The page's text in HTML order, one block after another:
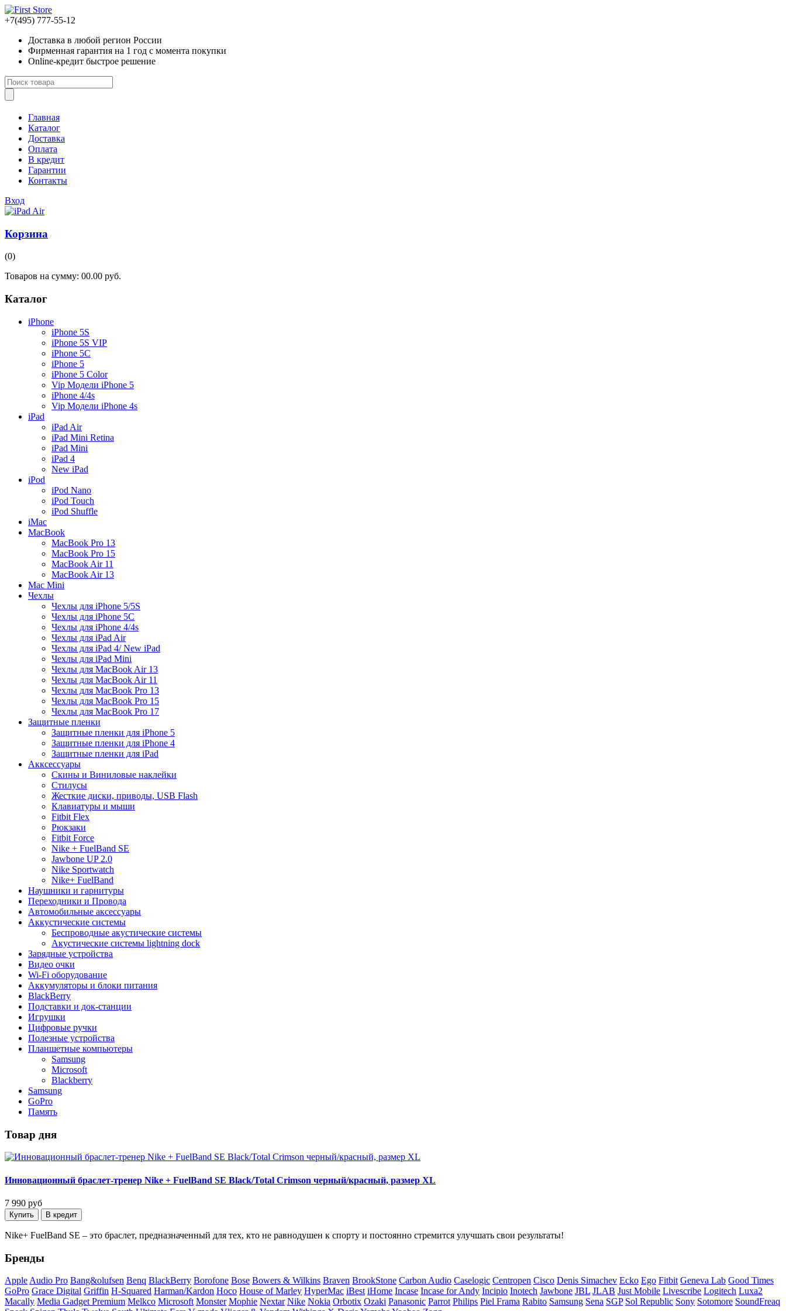
+7(495) 777-55-12
Доставка в любой регион России
Фирменная гарантия на 1 год с момента покупки
Online-кредит быстрое решение
Главная
Каталог
Доставка
Оплата
В кредит
Гарантии
Контакты
Вход
Корзина
(0)
Товаров на сумму: 00.00 руб.
Каталог
iPhone
iPhone 5S
iPhone 5S VIP
iPhone 5C
iPhone 5
iPhone 5 Color
Vip Модели iPhone 5
iPhone 4/4s
Vip Модели iPhone 4s
iPad
iPad Air
iPad Mini Retina
iPad Mini
iPad 4
New iPad
iPod
iPod Nano
iPod Touch
iPod Shuffle
iMac
MacBook
MacBook Pro 13
MacBook Pro 15
MacBook Air 11
MacBook Air 13
Mac Mini
Чехлы
Чехлы для iPhone 5/5S
Чехлы для iPhone 5C
Чехлы для iPhone 4/4s
Чехлы для iPad Air
Чехлы для iPad 4/ New iPad
Чехлы для iPad Mini
Чехлы для MacBook Air 13
Чехлы для MacBook Air 11
Чехлы для MacBook Pro 13
Чехлы для MacBook Pro 15
Чехлы для MacBook Pro 17
Защитные пленки
Защитные пленки для iPhone 5
Защитные пленки для iPhone 4
Защитные пленки для iPad
Акксессуары
Скины и Виниловые наклейки
Стилусы
Жесткие диски, приводы, USB Flash
Клавиатуры и мыши
Fitbit Flex
Рюкзаки
Fitbit Force
Nike + FuelBand SE
Jawbone UP 2.0
Nike Sportwatch
Nike+ FuelBand
Наушники и гарнитуры
Переходники и Провода
Автомобильные аксессуары
Aккустические системы
Беспроводные акустические системы
Акустические системы lightning dock
Зарядные устройства
Видео очки
Wi-Fi оборудование
Аккумуляторы и блоки питания
BlackBerry
Подставки и док-станции
Игрушки
Цифровые ручки
Полезные устройства
Планшетные компьютеры
Samsung
Microsoft
Blackberry
Samsung
GoPro
Память
Товар дня
Инновационный браслет-тренер Nike + FuelBand SE Black/Total Crimson черный/красный, размер XL
7 990 руб
Nike+ FuelBand SE – это браслет, предназначенный для тех, кто не равнодушен к спорту и постоянно стремится улучшать свои результаты!
Бренды
Apple Audio Pro Bang&olufsen Benq BlackBerry Borofone Bose Bowers & Wilkins Braven BrookStone Carbon Audio Caselogic Centropen Cisco Denis Simachev Ecko Ego Fitbit Geneva Lab Good Times
GoPro Grace Digital Griffin H-Squared Harman/Kardon Hoco House of Marley HyperMac iBest iHome Incase Incase for Andy Incipio Inotech Jawbone JBL JLAB Just Mobile Livescribe Logitech Luxa2
Macally Media Gadget Premium Melkco Microsoft Monster Mophie Nextar Nike Nokia Orbotix Ozaki Panasonic Parrot Philips Piel Frama Rabito Samsung Sena SGP Sol Republic Sony Sotomore SoundFreaq